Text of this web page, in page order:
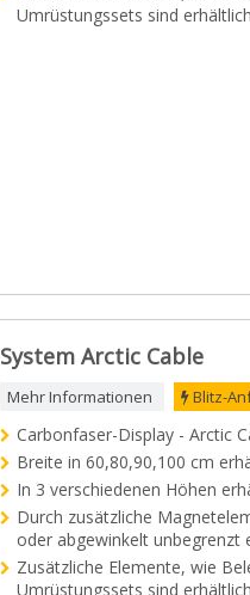
Umrüstungssets sind
System Arctic Cable
Mehr Informationen Blitz-
Carbonfaser-Display - Arctic
Breite in 60,80,90,100 cm
In 3 verschiedenen Höhen
Durch zusätzliche
oder abgewinkelt unbegrenzt
Zusätzliche Elemente, wie
Umrüstungssets sind